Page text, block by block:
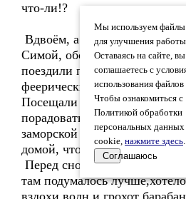
что-ли!?
Вдвоём, а чаще втроём с
Симой, обошли все любимые
поездили по соседним
феерически пестром
Посещали блошиный рынок, -
порадовать домашних
заморской пустяковиной.
домой, чтоб услышать
Перед сном Лёня неизменно
там подумалось
вздохи волн и грохот
Мы используем
для улучшения работы
Оставаясь на сайте, вы
соглашаетесь с
использования
Чтобы ознакомиться с
Политикой обработки
персональных данных
cookie, нажмите здесь.
Соглашаюсь